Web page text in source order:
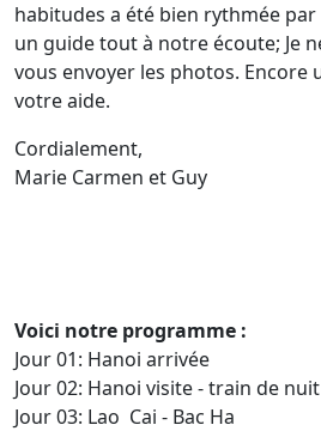
habitudes a été bien rythmée
un guide tout à notre écoute; Je
vous envoyer les photos.
votre aide.
Cordialement,
Marie Carmen et Guy
Voici notre programme :
Jour 01: Hanoi arrivée
Jour 02: Hanoi visite - train de nuit
Jour 03: Lao Cai - Bac Ha